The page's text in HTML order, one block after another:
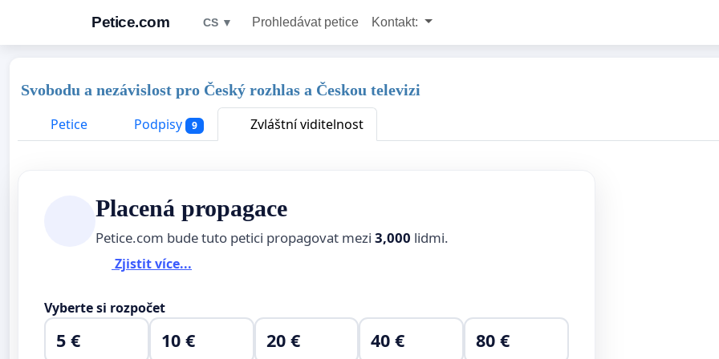
Petice.com CS ▼ Prohledávat petice Kontakt:
Svobodu a nezávislost pro Český rozhlas a Českou televizi
Petice
Podpisy 9 Zvláštní viditelnost
Placená propagace
Petice.com bude tuto petici propagovat mezi 3,000 lidmi.
Zjistit více...
Vyberte si rozpočet
5 € 10 € 20 € 40 € 80 €